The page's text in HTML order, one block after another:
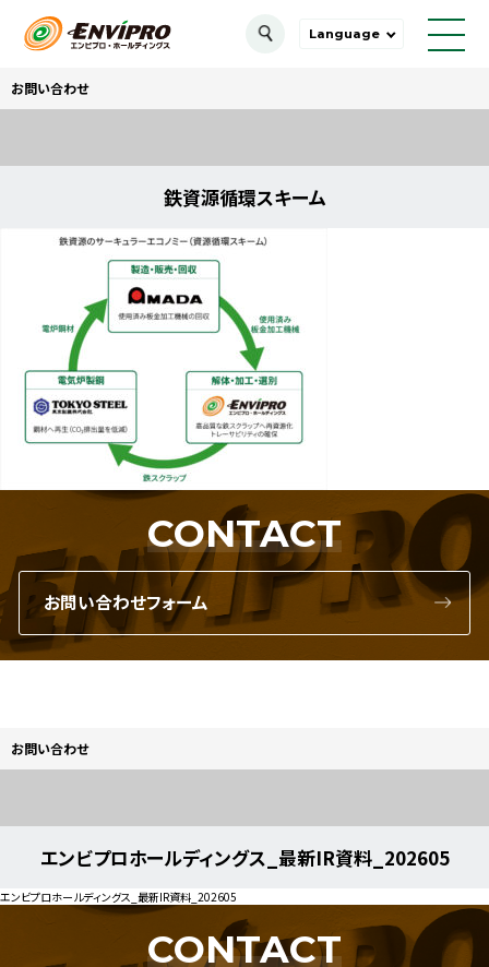
Language
お問い合わせ
鉄資源循環スキーム
CONTACT
お問い合わせフォーム
お問い合わせ
エンビプロホールディングス_最新IR資料_202605
エンビプロホールディングス_最新IR資料_202605
CONTACT